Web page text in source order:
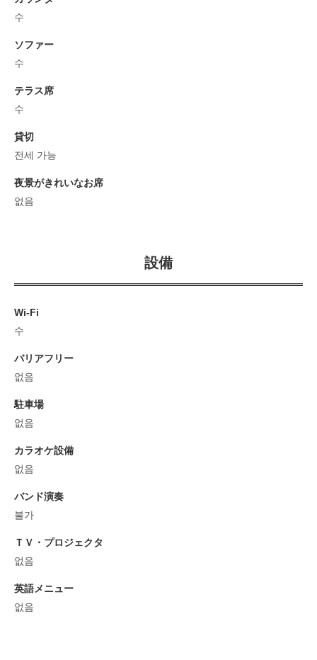
수
ソファー
수
テラス席
수
貸切
전세 가능
夜景がきれいなお席
없음
設備
Wi-Fi
수
バリアフリー
없음
駐車場
없음
カラオケ設備
없음
バンド演奏
불가
ＴＶ・プロジェクタ
없음
英語メニュー
없음